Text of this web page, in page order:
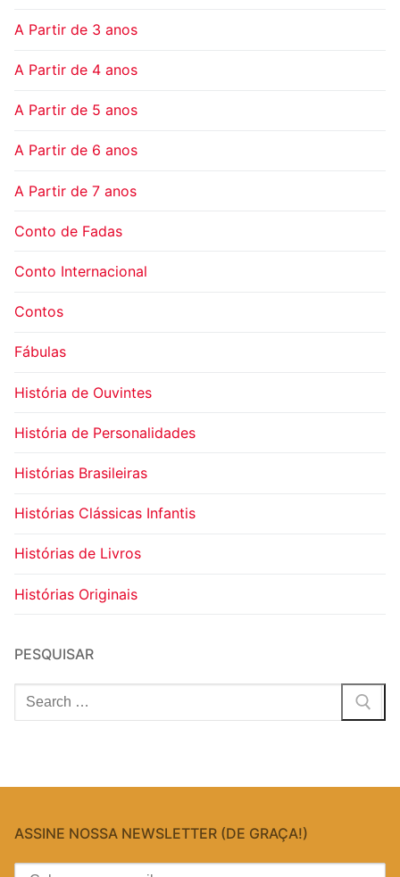
A Partir de 3 anos
A Partir de 4 anos
A Partir de 5 anos
A Partir de 6 anos
A Partir de 7 anos
Conto de Fadas
Conto Internacional
Contos
Fábulas
História de Ouvintes
História de Personalidades
Histórias Brasileiras
Histórias Clássicas Infantis
Histórias de Livros
Histórias Originais
PESQUISAR
Pesquisar
por:
ASSINE NOSSA NEWSLETTER (DE GRAÇA!)